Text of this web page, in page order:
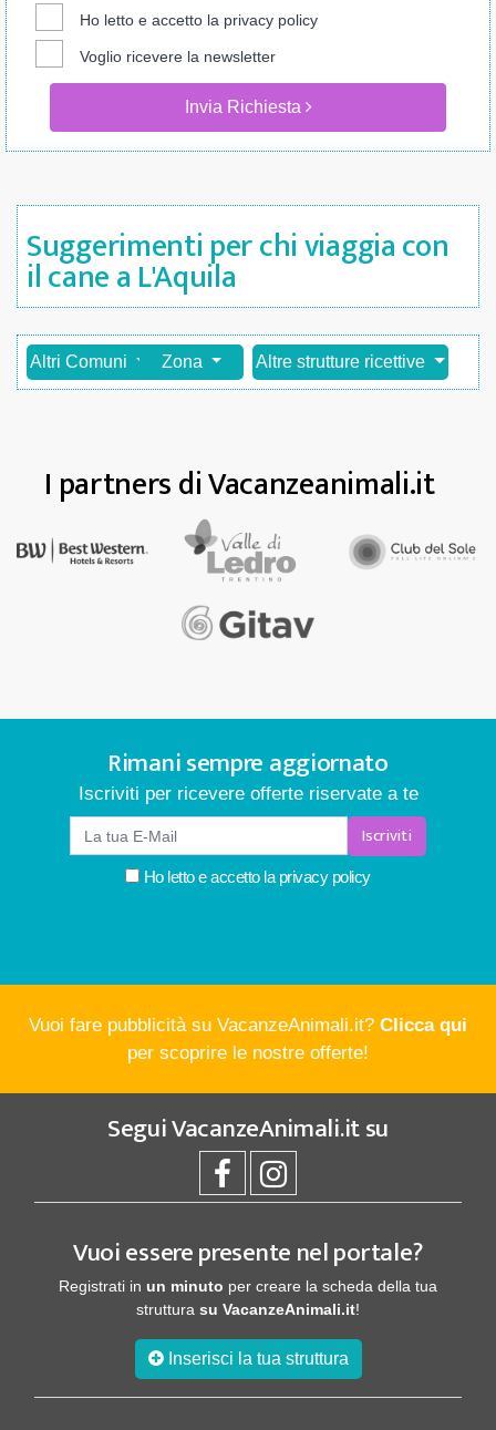
Ho letto e accetto la privacy policy
Voglio ricevere la newsletter
Invia Richiesta
Suggerimenti per chi viaggia con
il cane a L'Aquila
Altri Comuni Zona Altre strutture ricettive
I partners di Vacanzeanimali.it
Rimani sempre aggiornato
Iscriviti per ricevere offerte riservate a te
Iscriviti
Ho letto e accetto laprivacy policy
Vuoi fare pubblicità su VacanzeAnimali.it? Clicca qui
per scoprire le nostre offerte!
SeguiVacanzeAnimali.itsu
Vuoi essere presente nel portale?
Registrati in un minuto per creare la scheda della tua
struttura su VacanzeAnimali.it!
Inserisci la tua struttura